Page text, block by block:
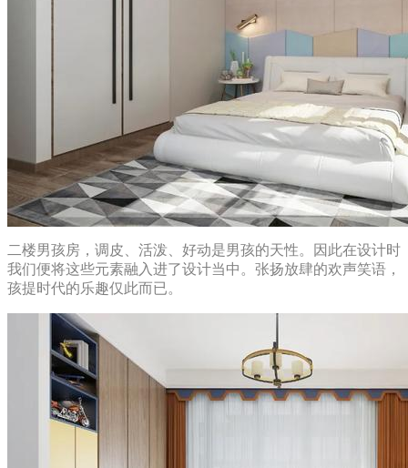
二楼男孩房，调皮、活泼、好动是男孩的天性。因此在设计时
我们便将这些元素融入进了设计当中。张扬放肆的欢声笑语，
孩提时代的乐趣仅此而已。